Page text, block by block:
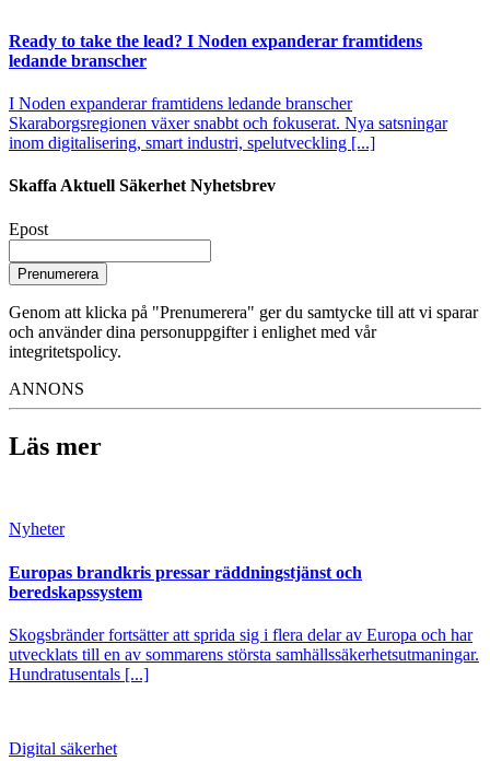
Ready to take the lead? I Noden expanderar framtidens
ledande branscher
I Noden expanderar framtidens ledande branscher
Skaraborgsregionen växer snabbt och fokuserat. Nya satsningar
inom digitalisering, smart industri, spelutveckling [...]
Skaffa Aktuell Säkerhet Nyhetsbrev
Epost
Prenumerera
Genom att klicka på "Prenumerera" ger du samtycke till att vi sparar
och använder dina personuppgifter i enlighet med vår
integritetspolicy.
ANNONS
Läs mer
Nyheter
Europas brandkris pressar räddningstjänst och
beredskapssystem
Skogsbränder fortsätter att sprida sig i flera delar av Europa och har
utvecklats till en av sommarens största samhällssäkerhetsutmaningar.
Hundratusentals [...]
Digital säkerhet